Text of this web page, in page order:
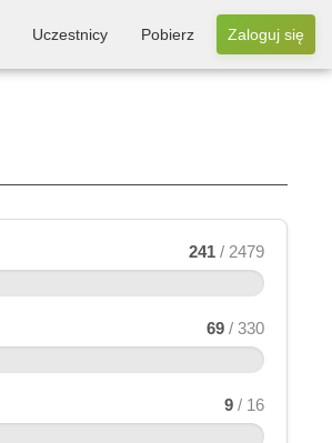
Uczestnicy Pobierz Zaloguj się
241 / 2479
69 / 330
9 / 16